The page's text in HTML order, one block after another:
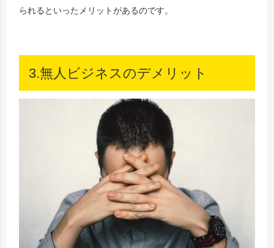
られるといったメリットがあるのです。
3.無人ビジネスのデメリット